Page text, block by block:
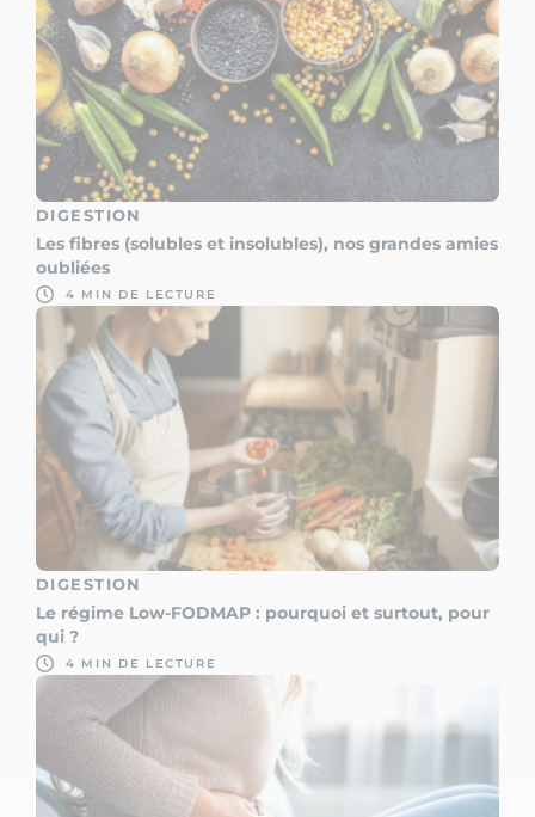
DIGESTION
Les fibres (solubles et insolubles), nos grandes amies
oubliées
4 MIN DE LECTURE
DIGESTION
Le régime Low-FODMAP : pourquoi et surtout, pour
qui ?
4 MIN DE LECTURE